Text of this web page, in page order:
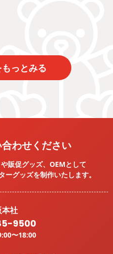
っとみる
わせください
販促グッズ、OEMとして
ーグッズを制作いたします。
本社
9500
〜18:00